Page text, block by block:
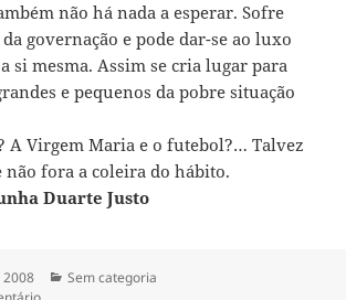
não há nada a esperar. Sofre
governação e pode dar-se ao luxo
si mesma. Assim se cria lugar para
e pequenos da pobre situação
A Virgem Maria e o futebol?… Talvez
não fora a coleira do hábito.
Duarte Justo
2008 Categorias
Sem categoria